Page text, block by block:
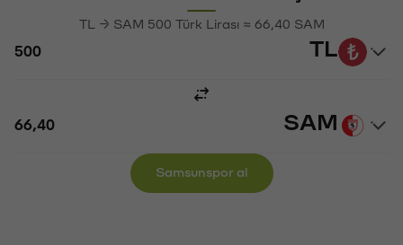
TL → SAM 500 Türk Lirası ≈ 66,40 SAM
TL
SAM
Samsunspor al